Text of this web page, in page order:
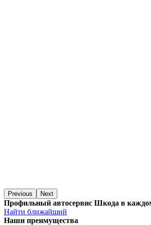
Previous Next
Профильный автосервис Шкода в
Найти ближайший
Наши преимущества